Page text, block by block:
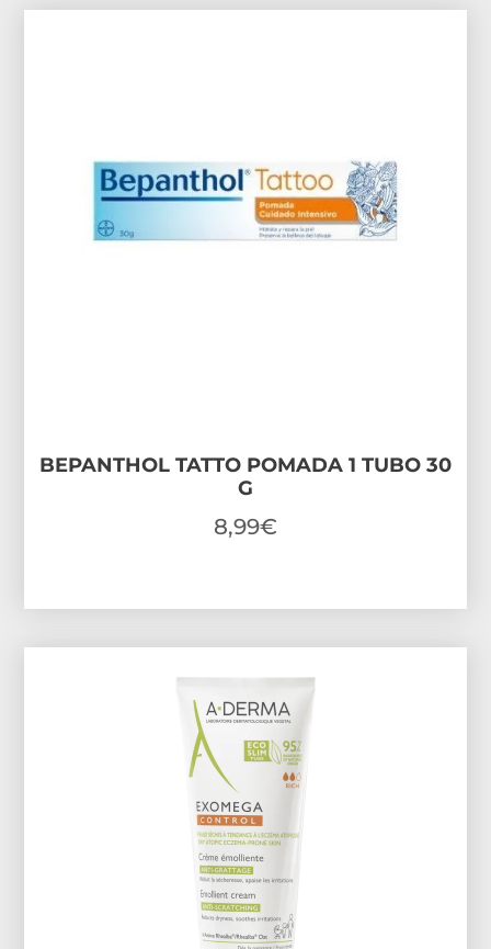
BEPANTHOL TATTO POMADA 1 TUBO 30
G
8,99€